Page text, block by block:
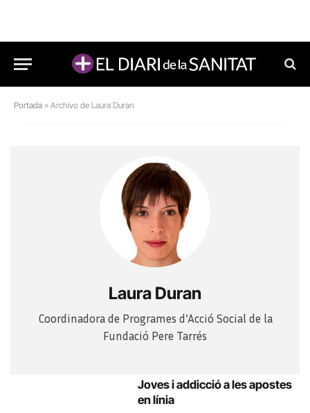
Portada » Archivo de Laura Duran
Laura Duran
Coordinadora de Programes d’Acció Social de la
Fundació Pere Tarrés
Joves i addicció a les apostes
en línia